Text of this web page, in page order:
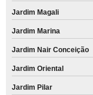
Jardim Magali
Jardim Marina
Jardim Nair Conceição
Jardim Oriental
Jardim Pilar